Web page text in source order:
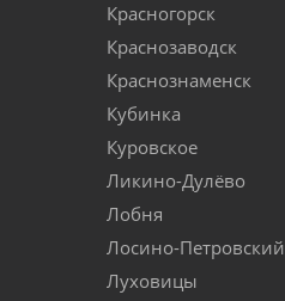
Красногорск
Краснозаводск
Краснознаменск
Кубинка
Куровское
Ликино-Дулёво
Лобня
Лосино-Петровский
Луховицы